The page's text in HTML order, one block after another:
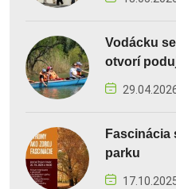
Vodácku
otvorí
Fascinácia
parku